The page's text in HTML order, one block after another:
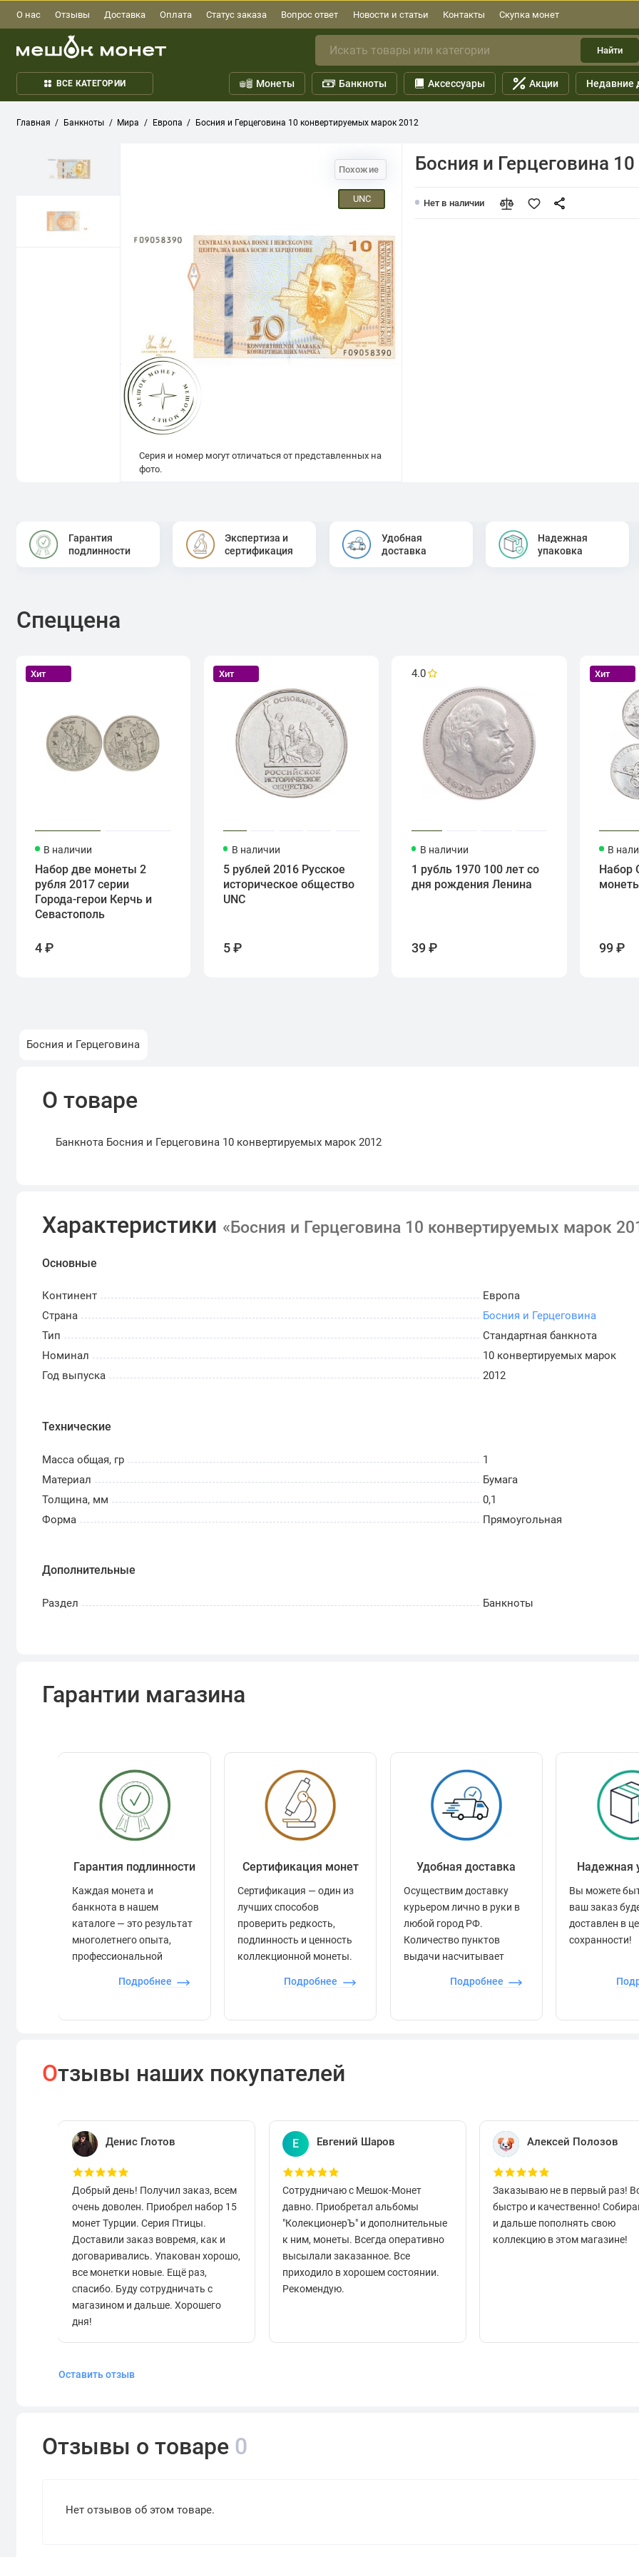
О нас Отзывы Доставка Оплата Статус заказа Вопрос ответ Новости и статьи Контакты Скупка монет
Найти
ВСЕ КАТЕГОРИИ Монеты Банкноты Аксессуары Акции Недавние
Главная Банкноты Мира Европа Босния и Герцеговина 10 конвертируемых марок 2012
Похожие
UNC
Серия и номер могут отличаться от представленных на
фото.
Босния и Герцеговина
Нет в наличии
Гарантия
подлинности
Экспертиза и
сертификация
Удобная
доставка
Надежная
упаковка
Спеццена
Хит
В наличии
Набор две монеты 2
рубля 2017 серии
Города-герои Керчь и
Севастополь
4 ₽
Хит
В наличии
5 рублей 2016 Русское
историческое общество
UNC
5 ₽
4.0
В наличии
1 рубль 1970 100 лет со
дня рождения Ленина
39 ₽
Хит
В
Набор
99 ₽
Босния и Герцеговина
О товаре
Банкнота Босния и Герцеговина 10 конвертируемых марок 2012
Характеристики «Босния и Герцеговина 10 конвертируемых марок
Основные
Континент
Европа
Страна
Босния и Герцеговина
Тип
Стандартная банкнота
Номинал
10 конвертируемых марок
Год выпуска
2012
Технические
Масса общая, гр
1
Материал
Бумага
Толщина, мм
0,1
Форма
Прямоугольная
Дополнительные
Раздел Банкноты
Гарантии магазина
Гарантия подлинности
Каждая монета и
банкнота в нашем
каталоге — это результат
многолетнего опыта,
профессиональной
контроля.
Подробнее
Сертификация монет
Сертификация — один из
лучших способов
проверить редкость,
подлинность и ценность
коллекционной монеты.
Подробнее
Удобная доставка
Осуществим доставку
курьером лично в руки в
любой город РФ.
Количество пунктов
выдачи насчитывает
всей стране.
Подробнее
Надежная
Вы можете
ваш заказ
доставлен в
сохранности!
Отзывы наших покупателей
Денис Глотов
Добрый день! Получил заказ, всем
очень доволен. Приобрел набор 15
монет Турции. Серия Птицы.
Доставили заказ вовремя, как и
договаривались. Упакован хорошо,
все монетки новые. Ещё раз,
спасибо. Буду сотрудничать с
магазином и дальше. Хорошего
дня!
Е Евгений Шаров
Сотрудничаю с Мешок-Монет
давно. Приобретал альбомы
"КолекционерЪ" и дополнительные
к ним, монеты. Всегда оперативно
высылали заказанное. Все
приходило в хорошем состоянии.
Рекомендую.
Алексей Полозов
Заказываю не в первый раз!
быстро и качественно!
и дальше пополнять свою
коллекцию в этом магазине!
Оставить отзыв
Отзывы о товаре 0
Нет отзывов об этом товаре.